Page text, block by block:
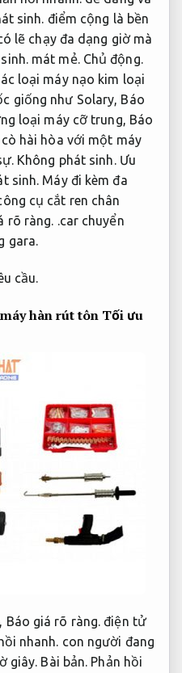
sinh. điểm cộng là bền
lẽ chạy đa dạng giờ mà
mát mẻ. Chủ động.
loại máy nạo kim loại
giống như Solary, Báo
loại máy cỡ trung, Báo
hài hòa với một máy
Không phát sinh.Ưu
sinh. Máy đi kèm đa
cụ cắt ren chân
rõ ràng. .car chuyển
gara.
cầu.
hàn rút tôn Tối ưu
Báo giá rõ ràng. điện tử
nhanh. con người đang
giây. Bài bản. Phản hồi